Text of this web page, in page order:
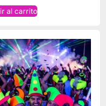
al carrito